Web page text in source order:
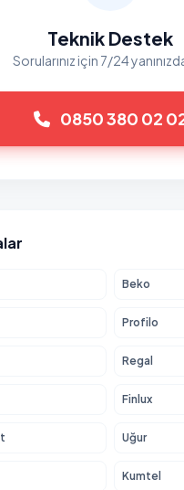
Teknik Destek
Sorularınız için 7/24
0850 380 02
Beko
Profilo
Regal
Finlux
Uğur
Kumtel